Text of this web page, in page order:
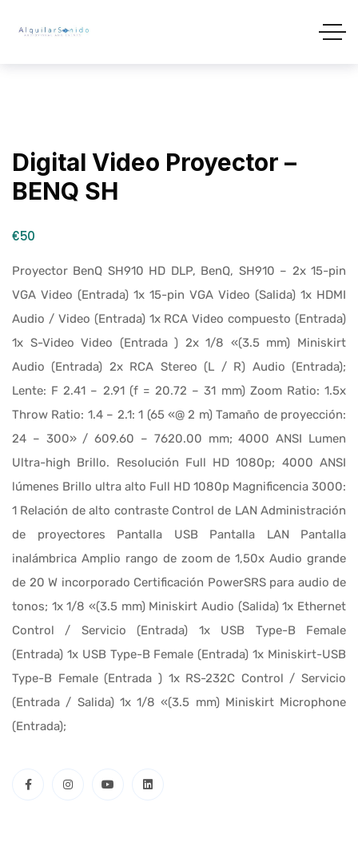
Digital Video Proyector –
BENQ SH
€50
Proyector BenQ SH910 HD DLP, BenQ, SH910 – 2x 15-pin
VGA Video (Entrada) 1x 15-pin VGA Video (Salida) 1x HDMI
Audio / Video (Entrada) 1x RCA Video compuesto (Entrada)
1x S-Video Video (Entrada ) 2x 1/8 «(3.5 mm) Miniskirt
Audio (Entrada) 2x RCA Stereo (L / R) Audio (Entrada);
Lente: F 2.41 – 2.91 (f = 20.72 – 31 mm) Zoom Ratio: 1.5x
Throw Ratio: 1.4 – 2.1: 1 (65 «@ 2 m) Tamaño de proyección:
24 – 300» / 609.60 – 7620.00 mm; 4000 ANSI Lumen
Ultra-high Brillo. Resolución Full HD 1080p; 4000 ANSI
lúmenes Brillo ultra alto Full HD 1080p Magnificencia 3000:
1 Relación de alto contraste Control de LAN Administración
de proyectores Pantalla USB Pantalla LAN Pantalla
inalámbrica Amplio rango de zoom de 1,50x Audio grande
de 20 W incorporado Certificación PowerSRS para audio de
tonos; 1x 1/8 «(3.5 mm) Miniskirt Audio (Salida) 1x Ethernet
Control / Servicio (Entrada) 1x USB Type-B Female
(Entrada) 1x USB Type-B Female (Entrada) 1x Miniskirt-USB
Type-B Female (Entrada ) 1x RS-232C Control / Servicio
(Entrada / Salida) 1x 1/8 «(3.5 mm) Miniskirt Microphone
(Entrada);